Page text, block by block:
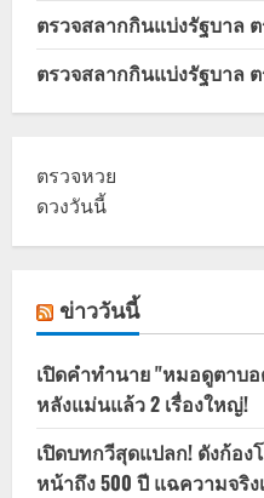
ตรวจสลากกินแบ่งรัฐบาล
ตรวจสลากกินแบ่งรัฐบาล
ตรวจหวย
ดวงวันนี้
ข่าววันนี้
เปิดคำทำนาย "หมอดูตาบ
หลังแม่นแล้ว 2 เรื่องใหญ่!
เปิดบทกวีสุดแปลก! ดังก้อ
หน้าถึง 500 ปี แฉความจริง